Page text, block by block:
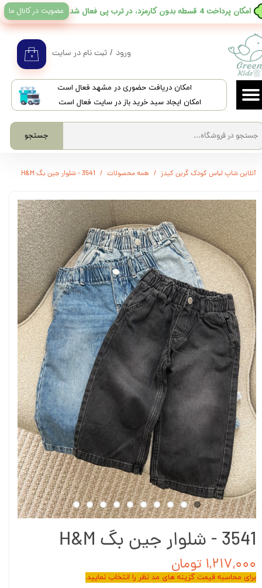
​امکان دریافت حضوری در مشهد فعال است
امکان ایجاد سبد خرید باز در سایت فعال است
جستجو
۰ ورود / ثبت نام در سایت
حساب کاربری من
تغییر گذر واژه
سفارشات
خروج از حساب کاربری
​امکان پرداخت 4 قسطه بدون کارمزد، در ترب پی فعال شد عضویت در کانال ما
آنلاین شاپ لباس کودک گرین کیدز همه محصولات 3541 - شلوار جین بگ H&M
3541 - شلوار جین بگ H&M
۱,۲۱۷,۰۰۰ تومان
برای محاسبه قیمت گزینه های مد نظر را انتخاب نمایید.